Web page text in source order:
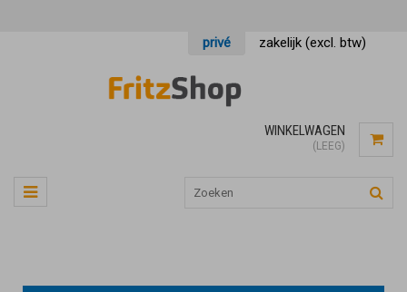
privé zakelijk (excl. btw)
WINKELWAGEN
(LEEG)